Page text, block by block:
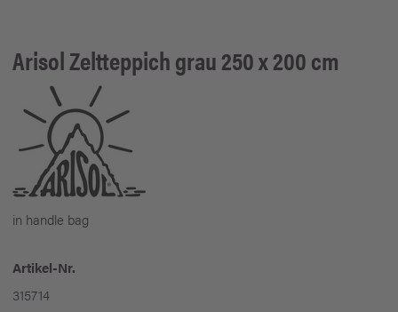
ArisolZeltteppich grau 250 x 200 cm
in handle bag
Artikel-Nr.
315714